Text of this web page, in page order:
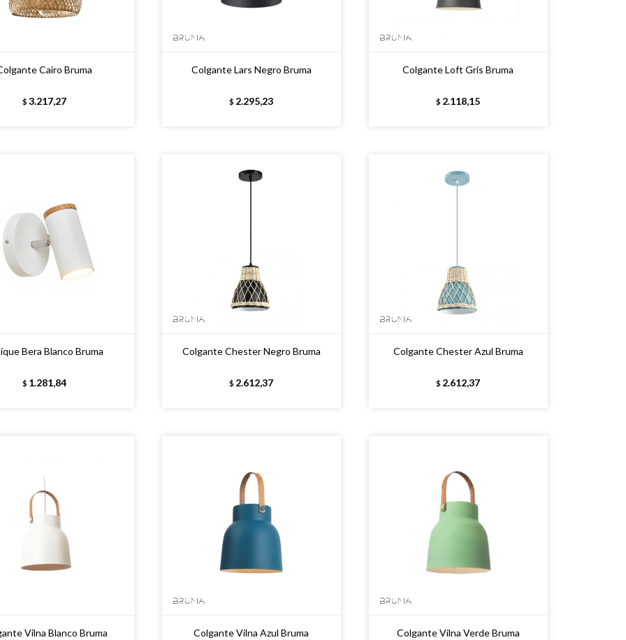
Cairo Bruma
$ 3.217,27
Colgante Lars Negro Bruma
$ 2.295,23
Colgante Loft Gris Bruma
$ 2.118,15
Bera Blanco Bruma
$ 1.281,84
Colgante Chester Negro Bruma
$ 2.612,37
Colgante Chester Azul Bruma
$ 2.612,37
Vilna Blanco Bruma Colgante Vilna Azul Bruma Colgante Vilna Verde Bruma